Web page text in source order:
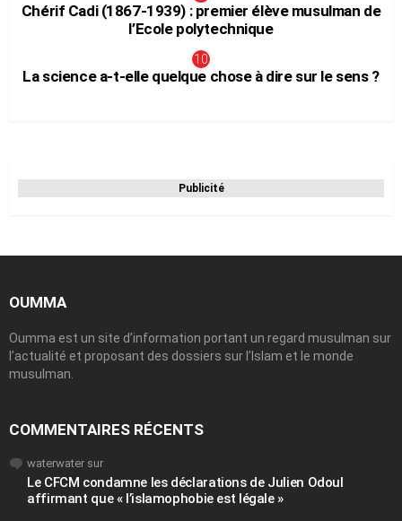
Chérif Cadi (1867-1939) : premier élève musulman de
l’Ecole polytechnique
La science a-t-elle quelque chose à dire sur le sens ?
Publicité
OUMMA
Oumma est un site d’information portant un regard musulman sur
l’actualité et proposant des dossiers sur l’Islam et le monde
musulman.
COMMENTAIRES RÉCENTS
waterwater sur
Le CFCM condamne les déclarations de Julien Odoul
affirmant que « l’islamophobie est légale »